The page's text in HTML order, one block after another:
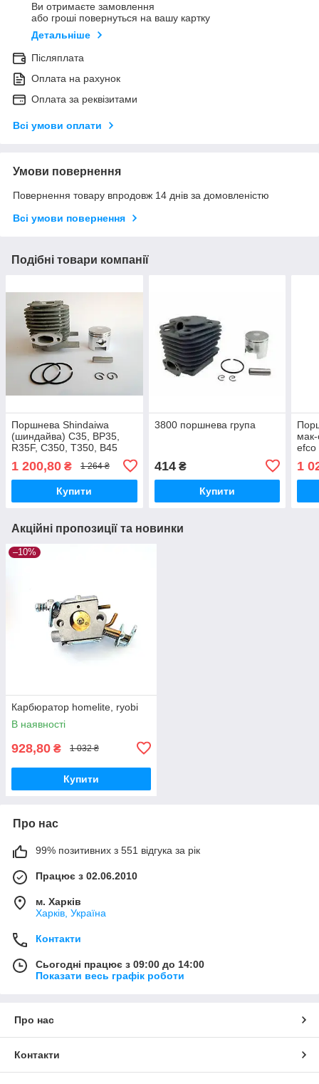
Ви отримаєте замовлення
або гроші повернуться на вашу картку
Детальніше
Післяплата
Оплата на рахунок
Оплата за реквізитами
Всі умови оплати
Умови повернення
Повернення товару впродовж 14 днів за домовленістю
Всі умови повернення
Подібні товари компанії
Поршнева Shindaiwa
(шиндайва) C35, BP35,
R35F, C350, T350, В45
1 200,80 ₴ 1 264 ₴
Купити
3800 поршнева група
414₴
Купити
efco
1
Акційні пропозиції та новинки
–10%
Карбюратор homelite, ryobi
В наявності
928,80 ₴ 1 032 ₴
Купити
Про нас
99% позитивних з 551 відгука за рік
Працює з 02.06.2010
м. Харків
Харків, Україна
Контакти
Сьогодні працює з 09:00 до 14:00
Показати весь графік роботи
Про нас
Контакти